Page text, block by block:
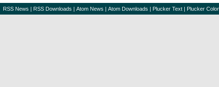
RSS News | RSS Downloads | Atom News | Atom Downloads | Plucker Text | Plucker Color